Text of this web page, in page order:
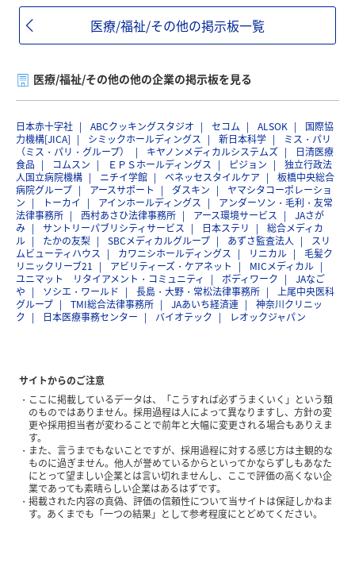
医療/福祉/その他の掲示板一覧
医療/福祉/その他の他の企業の掲示板を見る
日本赤十字社 ABCクッキングスタジオ セコム ALSOK
国際協
力機構[JICA]
シミックホールディングス 新日本科学
ミス・パリ
（ミス・パリ・グループ）
キヤノンメディカルシステムズ
日清医療
食品
コムスン ＥＰＳホールディングス ピジョン
独立行政法
人国立病院機構
ニチイ学館 ベネッセスタイルケア
板橋中央総合
病院グループ
アースサポート ダスキン
ヤマシタコーポレーショ
ン
トーカイ アインホールディングス
アンダーソン・毛利・友常
法律事務所
西村あさひ法律事務所 アース環境サービス
JAさが
み
サントリーパブリシティサービス 日本ステリ
総合メディカ
ル
たかの友梨 SBCメディカルグループ あずさ監査法人
スリ
ムビューティハウス
カワニシホールディングス リニカル
毛髪ク
リニックリーブ21
アビリティーズ・ケアネット
MICメディカル
ユニマット リタイアメント・コミュニティ
ボディワーク
JAなご
や
ソシエ・ワールド 長島・大野・常松法律事務所
上尾中央医科
グループ
TMI総合法律事務所 JAあいち経済連
神奈川クリニッ
ク
日本医療事務センター バイオテック レオックジャパン
サイトからのご注意
ここに掲載しているデータは、「こうすれば必ずうまくいく」という類
のものではありません。採用過程は人によって異なりますし、方針の変
更や採用担当者が変わることで前年と大幅に変更される場合もありえま
す。
また、言うまでもないことですが、採用過程に対する感じ方は主観的な
ものに過ぎません。他人が誉めているからといってかならずしもあなた
にとって望ましい企業とは言い切れませんし、ここで評価の高くない企
業であっても素晴らしい企業はあるはずです。
掲載された内容の真偽、評価の信頼性について当サイトは保証しかねま
す。あくまでも「一つの結果」として参考程度にとどめてください。